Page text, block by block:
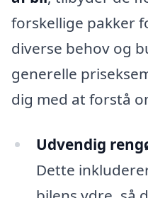
forskellige pakker
diverse behov og
generelle
dig med at forstå
Udvendig
Dette